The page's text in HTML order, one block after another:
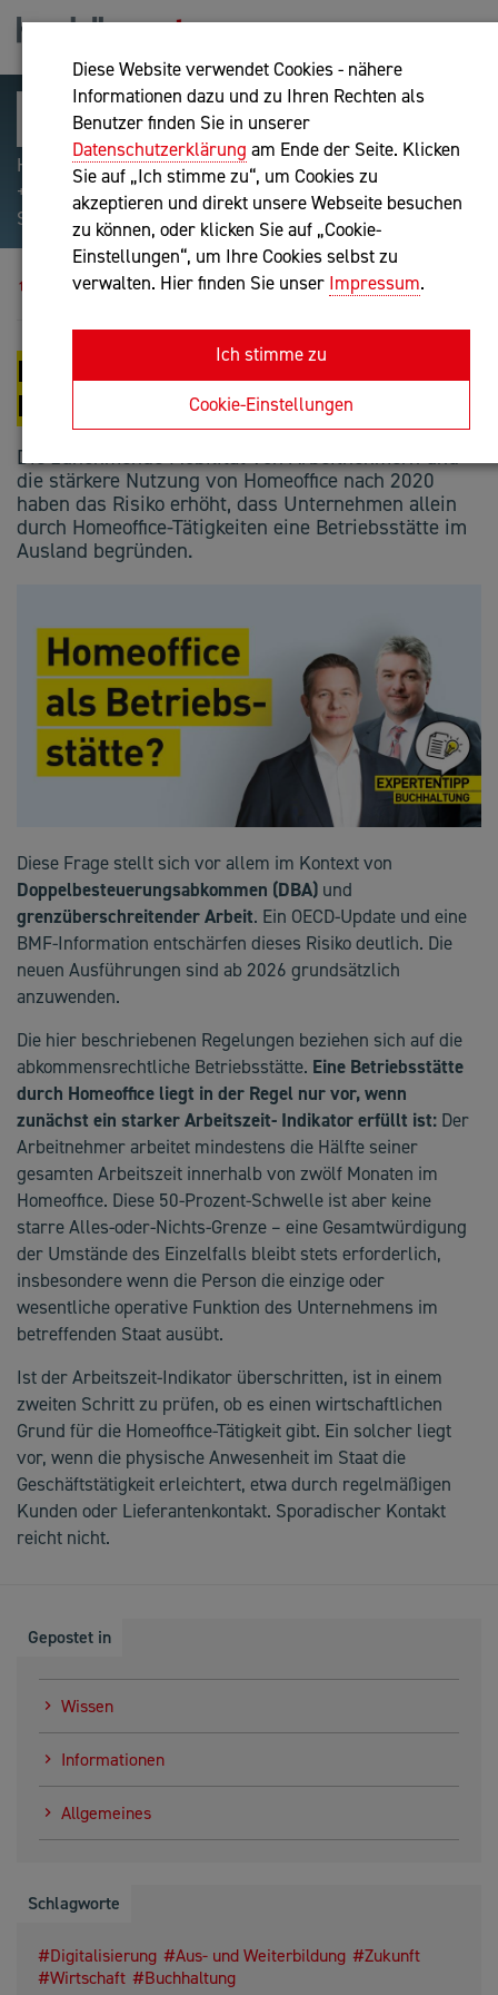
Diese Website verwendet Cookies - nähere
Informationen dazu und zu Ihren Rechten als
Benutzer finden Sie in unserer
Datenschutzerklärung am Ende der Seite. Klicken
Sie auf „Ich stimme zu“, um Cookies zu
akzeptieren und direkt unsere Webseite besuchen
zu können, oder klicken Sie auf „Cookie-
Einstellungen“, um Ihre Cookies selbst zu
verwalten. Hier finden Sie unser Impressum.
Ich stimme zu
Cookie-Einstellungen
Hilfreiche Suchparameter: Begriff einschließen:
+webshop, Begriff ausschließen: -webshop, Exakter
Suchbegriff: "internet of things"
Blog Homeoffice als Betriebsstätte?
HOMEOFFICE ALS
BETRIEBSSTÄTTE?
Die zunehmende Mobilität von Arbeitnehmern und
die stärkere Nutzung von Homeoffice nach 2020
haben das Risiko erhöht, dass Unternehmen allein
durch Homeoffice-Tätigkeiten eine Betriebsstätte im
Ausland begründen.
Diese Frage stellt sich vor allem im Kontext von
Doppelbesteuerungsabkommen (DBA) und
grenzüberschreitender Arbeit. Ein OECD-Update und eine
BMF-Information entschärfen dieses Risiko deutlich. Die
neuen Ausführungen sind ab 2026 grundsätzlich
anzuwenden.
Die hier beschriebenen Regelungen beziehen sich auf die
abkommensrechtliche Betriebsstätte. Eine Betriebsstätte
durch Homeoffice liegt in der Regel nur vor, wenn
zunächst ein starker Arbeitszeit- Indikator erfüllt ist: Der
Arbeitnehmer arbeitet mindestens die Hälfte seiner
gesamten Arbeitszeit innerhalb von zwölf Monaten im
Homeoffice. Diese 50-Prozent-Schwelle ist aber keine
starre Alles-oder-Nichts-Grenze – eine Gesamtwürdigung
der Umstände des Einzelfalls bleibt stets erforderlich,
insbesondere wenn die Person die einzige oder
wesentliche operative Funktion des Unternehmens im
betreffenden Staat ausübt.
Ist der Arbeitszeit-Indikator überschritten, ist in einem
zweiten Schritt zu prüfen, ob es einen wirtschaftlichen
Grund für die Homeoffice-Tätigkeit gibt. Ein solcher liegt
vor, wenn die physische Anwesenheit im Staat die
Geschäftstätigkeit erleichtert, etwa durch regelmäßigen
Kunden oder Lieferantenkontakt. Sporadischer Kontakt
reicht nicht.
Gepostet in
Wissen
Informationen
Allgemeines
Schlagworte
Digitalisierung Aus- und Weiterbildung
Zukunft
Wirtschaft
Buchhaltung